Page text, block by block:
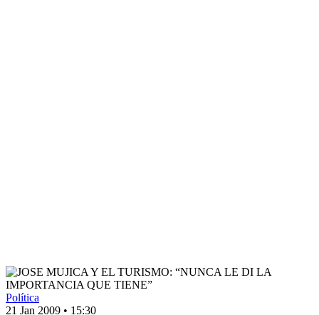
Política
21 Jan 2009 • 15:30